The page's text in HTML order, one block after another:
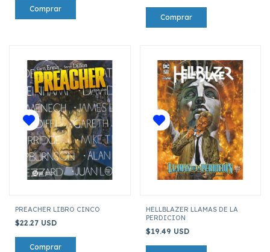
PREACHER LIBRO CINCO
$22.27 USD
HELLBLAZER LLAMAS DE LA
PERDICION
$19.49 USD